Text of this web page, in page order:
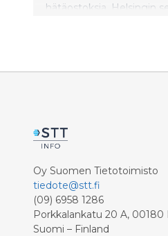
hätäostoksia. Helsingin
Oy Suomen Tietotoimisto
tiedote@stt.fi
(09) 6958 1286
Porkkalankatu 20 A, 00180
Suomi – Finland